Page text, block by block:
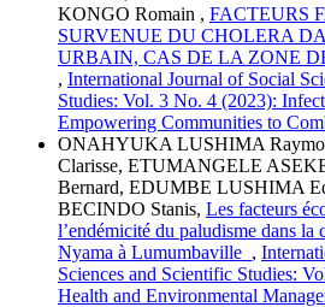
KONGO Romain , FACTEURS
SURVENUE DU CHOLERA
URBAIN, CAS DE LA ZONE
, International Journal of Social
Studies: Vol. 3 No. 4 (2023):
Empowering Communities to
ONAHYUKA LUSHIMA
Clarisse, ETUMANGELE
Bernard, EDUMBE LUSHIMA
BECINDO Stanis, Les facteurs
l’endémicité du paludisme dans la
Nyama à Lumumbaville ,
Sciences and Scientific Studies:
Health and Environmental